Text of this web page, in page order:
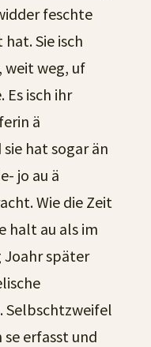
feschte
Sie isch
weit weg, uf
isch ihr
ä
hat sogar än
jo au ä
Wie die Zeit
halt au als im
Joahr später
Selbschtzweifel
erfasst und